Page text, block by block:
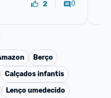
2 0
Berço
Calçados infantis
Lenço umedecido